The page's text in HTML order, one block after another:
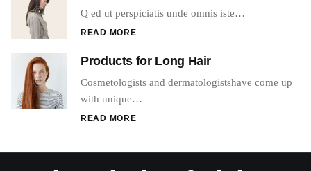
Q ed ut perspiciatis unde omnis iste…
READ MORE
Products for Long Hair
Cosmetologists and dermatologistshave come up
with unique…
READ MORE